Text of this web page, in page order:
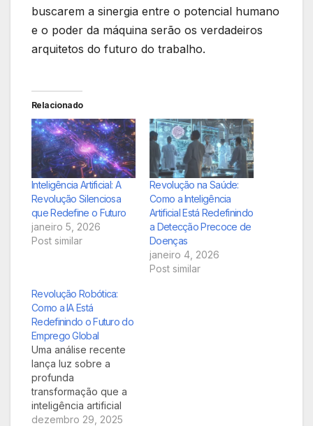
buscarem a sinergia entre o potencial humano
e o poder da máquina serão os verdadeiros
arquitetos do futuro do trabalho.
Relacionado
Inteligência Artificial: A
Revolução Silenciosa
que Redefine o Futuro
janeiro 5, 2026
Post similar
Revolução na Saúde:
Como a Inteligência
Artificial Está Redefinindo
a Detecção Precoce de
Doenças
janeiro 4, 2026
Post similar
Revolução Robótica:
Como a IA Está
Redefinindo o Futuro do
Emprego Global
Uma análise recente
lança luz sobre a
profunda
transformação que a
inteligência artificial
está operando no
dezembro 29, 2025